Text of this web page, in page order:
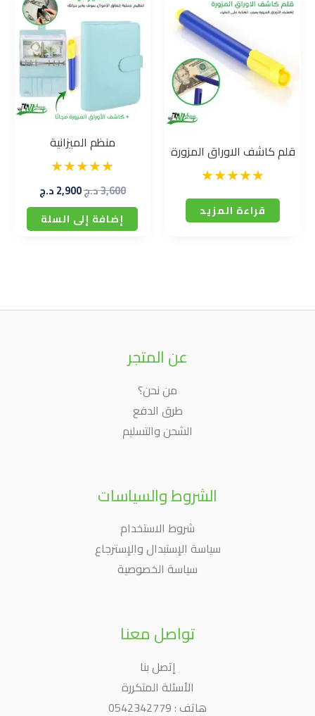
قلم كاشف الاوراق المزورة
قراءة المزيد
منظم الميزانية
3,600د.ج
الأصلي
هو:
3,600 د.ج.
2,900د.ج
الحالي
هو:
2,900 د.ج.
إضافة إلى السلة
عن المتجر
من نحن؟
طرق الدفع
الشحن والتسليم
الشروط والسياسات
شروط الاستخدام
سياسة الإستبدال والإسترجاع
سياسة الخصوصية
تواصل معنا
إتصل بنا
الأسئلة المتكررة
هاتف : 0542342779